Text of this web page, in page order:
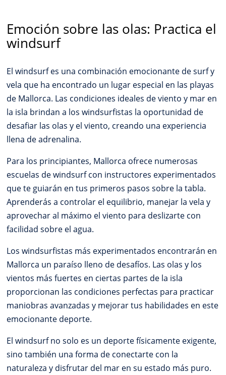
Emoción sobre las olas: Practica el
windsurf
El windsurf es una combinación emocionante de surf y
vela que ha encontrado un lugar especial en las playas
de Mallorca. Las condiciones ideales de viento y mar en
la isla brindan a los windsurfistas la oportunidad de
desafiar las olas y el viento, creando una experiencia
llena de adrenalina.
Para los principiantes, Mallorca ofrece numerosas
escuelas de windsurf con instructores experimentados
que te guiarán en tus primeros pasos sobre la tabla.
Aprenderás a controlar el equilibrio, manejar la vela y
aprovechar al máximo el viento para deslizarte con
facilidad sobre el agua.
Los windsurfistas más experimentados encontrarán en
Mallorca un paraíso lleno de desafíos. Las olas y los
vientos más fuertes en ciertas partes de la isla
proporcionan las condiciones perfectas para practicar
maniobras avanzadas y mejorar tus habilidades en este
emocionante deporte.
El windsurf no solo es un deporte físicamente exigente,
sino también una forma de conectarte con la
naturaleza y disfrutar del mar en su estado más puro.